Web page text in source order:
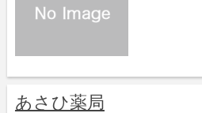
あさひ薬局